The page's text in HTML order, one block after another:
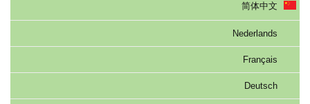
简体中文
Nederlands
Français
Deutsch